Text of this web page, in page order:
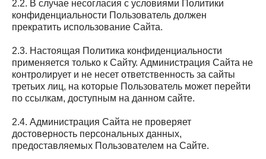
2.2. В случае несогласия с условиями Политики
конфиденциальности Пользователь должен
прекратить использование Сайта.
2.3. Настоящая Политика конфиденциальности
применяется только к Сайту. Администрация Сайта не
контролирует и не несет ответственность за сайты
третьих лиц, на которые Пользователь может перейти
по ссылкам, доступным на данном сайте.
2.4. Администрация Сайта не проверяет
достоверность персональных данных,
предоставляемых Пользователем на Сайте.